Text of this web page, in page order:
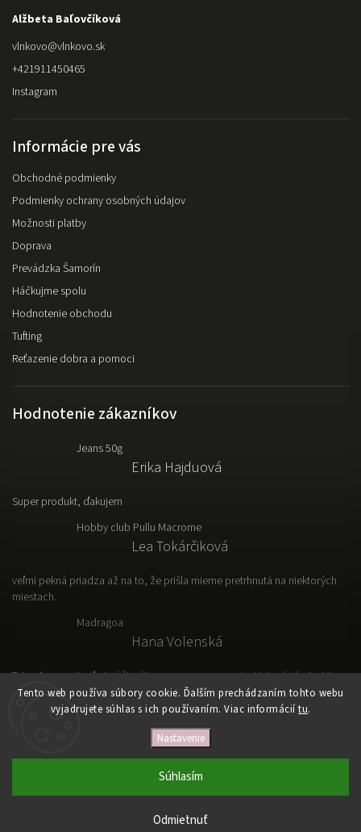
Tento web používa súbory cookie. Ďalším prechádzaním tohto webu
vyjadrujete súhlas s ich používaním. Viac informácií tu.
Nastavenie
Odmietnuť
Súhlasím
Alžbeta Baľovčíková
vlnkovo@vlnkovo.sk
+421911450465
Instagram
Informácie pre vás
Obchodné podmienky
Podmienky ochrany osobných údajov
Možnosti platby
Doprava
Prevádzka Šamorín
Háčkujme spolu
Hodnotenie obchodu
Tufting
Reťazenie dobra a pomoci
Hodnotenie zákazníkov
Jeans 50g
Erika Hajduová
Super produkt, ďakujem
Hobby club Pullu Macrome
Lea Tokárčiková
veľmi pekná priadza až na to, že prišla mierne pretrhnutá na niektorých
miestach.
Madragoa
Hana Volenská
Tato vlna sa mi veľmi páči, výborne sa s nou pracuje. Hotový výrobok je
ľahký, vzdušný a prakticky.
VLNKOVO
Upraviť nastavenie cookies